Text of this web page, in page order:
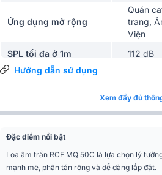
Ứng dụng mở rộng
Quán
trang,
Viện
SPL tối đa ở 1m
112 dB
16 Ohms
Công suất RMS
Công suất đỉnh 240W
Hướng dẫn sử dụng
Xem đầy đủ
Đặc điểm nổi bật
Loa âm trần RCF MQ 50C là lựa chọn lý
mạnh mẽ, phân tán rộng và dễ dàng lắp đặt.